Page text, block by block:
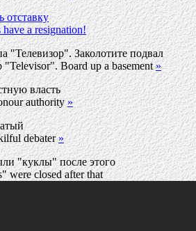
отставку
have a resignation!
"Телевизор". Заколотите подвал
"Televisor". Board up a basement»
власть
authority»
debater»
"куклы" после этого
were closed after that